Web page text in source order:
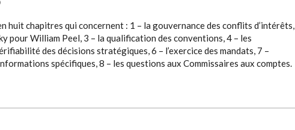
huit chapitres qui concernent : 1 – la gouvernance des conflits d’intérêts,
pour William Peel, 3 – la qualification des conventions, 4 – les
des décisions stratégiques, 6 – l’exercice des mandats, 7 –
spécifiques, 8 – les questions aux Commissaires aux comptes.